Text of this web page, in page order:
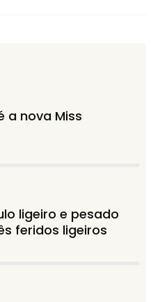
a nova Miss
ligeiro e pesado
feridos ligeiros